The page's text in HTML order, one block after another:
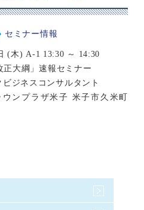
セミナー情報
(木) A-1 13:30 ～ 14:30
正大綱」速報セミナー
ジネスコンサルタント
ンプラザ米子 米子市久米町